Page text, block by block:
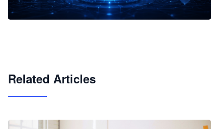
Related Articles